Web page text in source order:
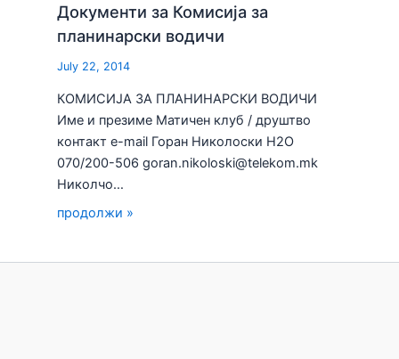
Документи за Комисија за
планинарски водичи
July 22, 2014
КОМИСИЈА ЗА ПЛАНИНАРСКИ ВОДИЧИ
Име и презиме Матичен клуб / друштво
контакт e-mail Горан Николоски H2О
070/200-506 goran.nikoloski@telekom.mk
Николчо…
продолжи »